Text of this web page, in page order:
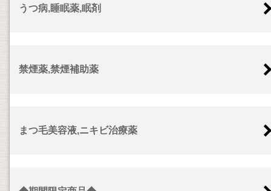
うつ病,睡眠薬,眠剤
禁煙薬,禁煙補助薬
まつ毛美容液,ニキビ治療薬